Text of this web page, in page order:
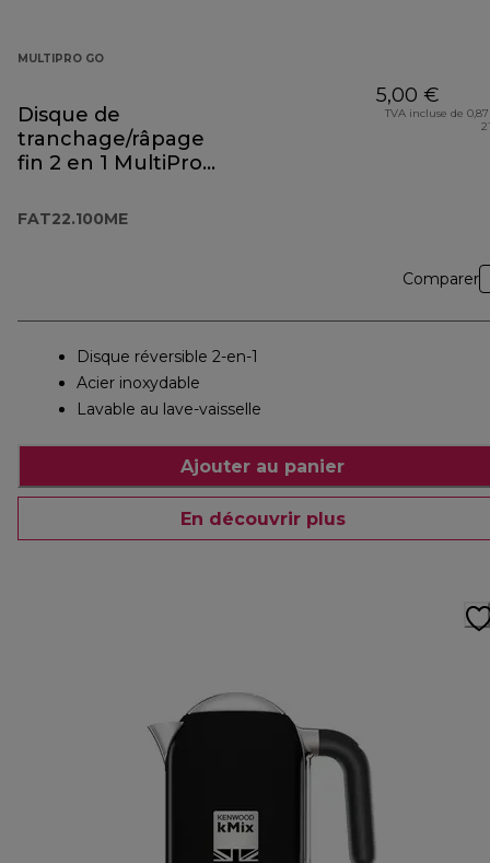
MULTIPRO GO
Disque de
tranchage/râpage
fin 2 en 1 MultiPro
FAT22.100ME
5,00 €
TVA incluse de
Comparer
Disque réversible 2-en-1
Acier inoxydable
Lavable au lave-vaisselle
Ajouter au panier
En découvrir plus